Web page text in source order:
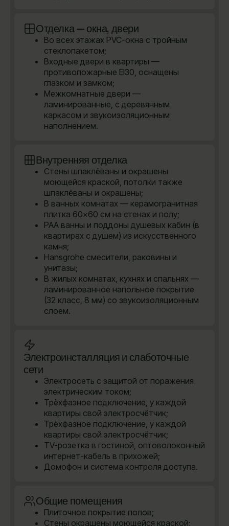
Отделка — окна, двери
Во всех этажах PVC-окна с тройным
стеклопакетом;
Входные двери в квартиры —
противопожарные EI30, оснащены
глазком и замком;
Межкомнатные двери —
ламинированные, с деревянным
каркасом и звукоизоляционным
наполнением.
Внутренняя отделка
Стены шпаклёваны и окрашены
моющейся краской, потолки также
шпаклёваны и окрашены;
В ванных комнатах — керамогранитная
плитка 60×60 см на стенах и полу;
PAA ванны и поддоны душевых кабин (в
квартирах с душем) из искусственного
камня;
Hansgrohe cмесители, раковины и
унитазы;
В жилых комнатах, кухнях и спальнях —
ламинированное напольное покрытие
(32 класс, 8 мм) со звукоизоляционным
слоем.
Электроинсталляция и слаботочные
сети
Электросеть с защитой от поражения
электрическим током;
Трёхфазное подключение, у каждой
квартиры свой электросчётчик;
Трёхфазное подключение, у каждой
квартиры свой электросчётчик;
TV-розетка в гостиной, оптоволоконный
интернет-кабель в прихожей;
Домофон и система контроля доступа.
Общие помещения
Плиточное покрытие полов;
Стены окрашены моющейся краской;